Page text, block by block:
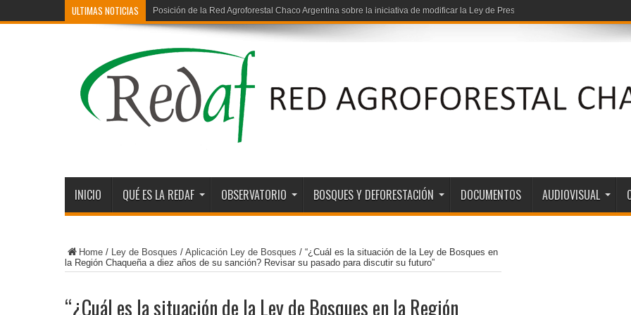
ULTIMAS NOTICIAS Posición de la Red Agroforestal Chaco Argentina sobre la iniciativa de modificar la Ley de Presupuestos Mínimos de
Deforestación ilegal en la región chaqueña: vínculos entre grandes capitales y los estados provinciales
INICIO QUÉ ES LA REDAF OBSERVATORIO BOSQUES Y DEFORESTACIÓN DOCUMENTOS AUDIOVISUAL
Home / Ley de Bosques / Aplicación Ley de Bosques / “¿Cuál es la situación de la Ley de Bosques en
la Región Chaqueña a diez años de su sanción? Revisar su pasado para discutir su futuro”
“¿Cuál es la situación de la Ley de Bosques en la Región